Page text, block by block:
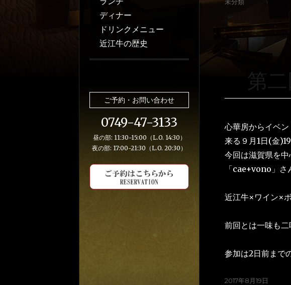
第
心華房からイベン
来る９月1日(金
今回は滋賀県を
「cae+vono」
近江牛×ワイン×
前回とは一味も
参加は2日前まで
2017年8月19日
ディナー
ドリンクメニュー
近江牛の歴史
ご予約・お問い合わせ
0749-47-3133
昼の部: 11:30-15:00 （L.O. 14:30）
夜の部: 17:00-21:30（L.O. 20:30）